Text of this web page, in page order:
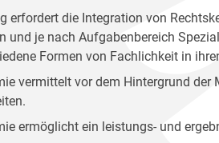
erfordert die Integration von
und je nach Aufgabenbereich
Formen von Fachlichkeit in
vermittelt vor dem Hintergrund der
ermöglicht ein leistungs- und